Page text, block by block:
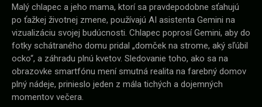
Malý chlapec a jeho mama, ktorí sa pravdepodobne sťahujú
po ťažkej životnej zmene, používajú AI asistenta Gemini na
vizualizáciu svojej budúcnosti. Chlapec poprosí Gemini, aby do
fotky schátraného domu pridal „domček na strome, aký sľúbil
ocko“, a záhradu plnú kvetov. Sledovanie toho, ako sa na
obrazovke smartfónu mení smutná realita na farebný domov
plný nádeje, prinieslo jeden z mála tichých a dojemných
momentov večera.